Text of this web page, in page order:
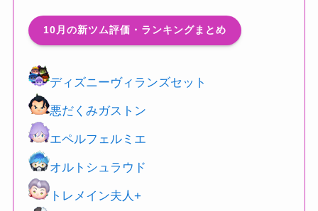
10月の新ツム評価・ランキングまとめ
ディズニーヴィランズセット
悪だくみガストン
エペルフェルミエ
オルトシュラウド
トレメイン夫人+